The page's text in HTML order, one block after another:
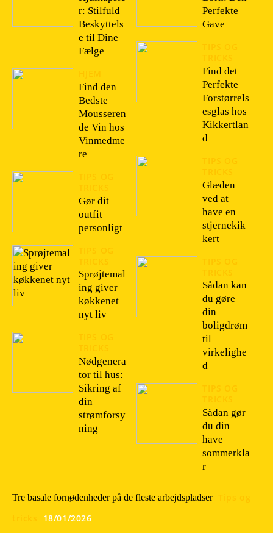
r: Stilfuld
Beskyttels
e til Dine
Fælge
Find den
Bedste
Mousseren
de Vin hos
Vinmedme
re
Gør dit
outfit
personligt
Sprøjtemal
ing giver
køkkenet
nyt liv
Nødgenera
tor til hus:
Sikring af
din
strømforsy
ning
Perfekte
Gave
Find det
Perfekte
Forstørrels
esglas hos
Kikkertlan
d
Glæden
ved at
have en
stjernekik
kert
Sådan kan
du gøre
din
boligdrøm
til
virkelighe
d
Sådan gør
du din
have
sommerkla
r
Tre basale fornødenheder på de fleste arbejdspladser
18/01/2026